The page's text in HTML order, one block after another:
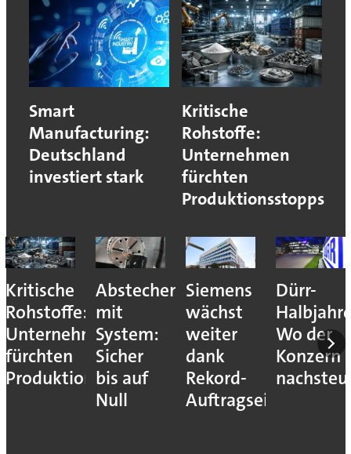
Smart
Manufacturing:
Deutschland
investiert stark
Kritische
Rohstoffe:
Unternehmen
fürchten
Produktionsstopps
Kritische
Rohstoffe:
Unternehmen
fürchten
Produktionsstopps
Abstechen
mit
System:
Sicher
bis auf
Null
Siemens
wächst
weiter
dank
Rekord-
Auftragseingang
Dürr-
Wo der
Konzern